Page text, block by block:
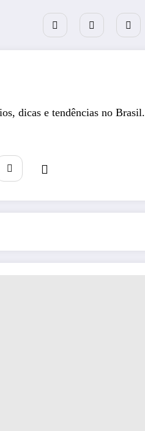
dicas e tendências no Brasil.